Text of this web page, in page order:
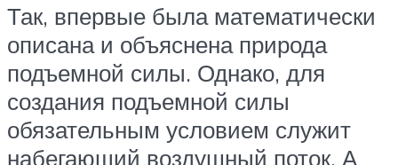
Так, впервые была математически
описана и объяснена природа
подъемной силы. Однако, для
создания подъемной силы
обязательным условием служит
набегающий воздушный поток. А